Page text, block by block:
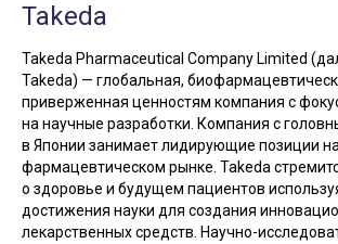
Takeda
Takeda Pharmaceutical Company Limited
Takeda) — глобальная,
приверженная ценностям компания с
на научные разработки. Компания с
в Японии занимает лидирующие позиции
фармацевтическом рынке. Takeda
о здоровье и будущем пациентов
достижения науки для создания
лекарственных средств. Научно-